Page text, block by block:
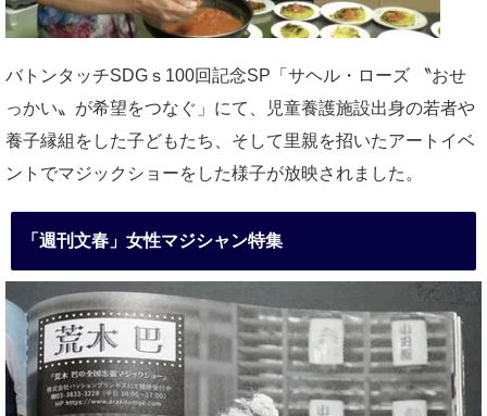
バトンタッチSDGｓ100回記念SP「サヘル・ローズ 〝おせ
っかい〟が希望をつなぐ」にて、児童養護施設出身の若者や
養子縁組をした子どもたち、そして里親を招いたアートイベ
ントでマジックショーをした様子が放映されました。
「週刊文春」女性マジシャン特集